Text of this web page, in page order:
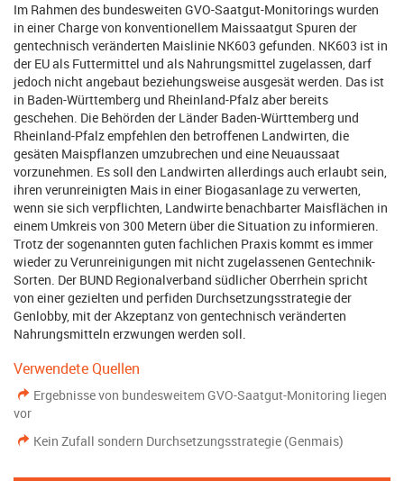
Im Rahmen des bundesweiten GVO-Saatgut-Monitorings wurden
in einer Charge von konventionellem Maissaatgut Spuren der
gentechnisch veränderten Maislinie NK603 gefunden. NK603 ist in
der EU als Futtermittel und als Nahrungsmittel zugelassen, darf
jedoch nicht angebaut beziehungsweise ausgesät werden. Das ist
in Baden-Württemberg und Rheinland-Pfalz aber bereits
geschehen. Die Behörden der Länder Baden-Württemberg und
Rheinland-Pfalz empfehlen den betroffenen Landwirten, die
gesäten Maispflanzen umzubrechen und eine Neuaussaat
vorzunehmen. Es soll den Landwirten allerdings auch erlaubt sein,
ihren verunreinigten Mais in einer Biogasanlage zu verwerten,
wenn sie sich verpflichten, Landwirte benachbarter Maisflächen in
einem Umkreis von 300 Metern über die Situation zu informieren.
Trotz der sogenannten guten fachlichen Praxis kommt es immer
wieder zu Verunreinigungen mit nicht zugelassenen Gentechnik-
Sorten. Der BUND Regionalverband südlicher Oberrhein spricht
von einer gezielten und perfiden Durchsetzungsstrategie der
Genlobby, mit der Akzeptanz von gentechnisch veränderten
Nahrungsmitteln erzwungen werden soll.
Verwendete Quellen
Ergebnisse von bundesweitem GVO-Saatgut-Monitoring liegen
vor
Kein Zufall sondern Durchsetzungsstrategie (Genmais)